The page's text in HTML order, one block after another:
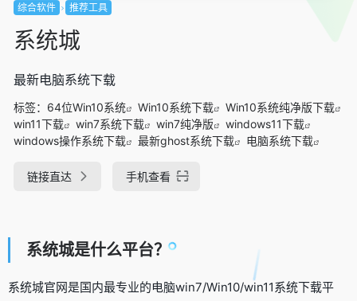
综合软件 推荐工具
系统城
最新电脑系统下载
标签： 64位Win10系统 Win10系统下载
Win10系统纯净版下载
win11下载
win7系统下载 win7纯净版
windows11下载
windows操作系统下载
最新ghost系统下载 电脑系统下载
链接直达 手机查看
系统城是什么平台？
系统城官网是国内最专业的电脑win7/Win10/win11系统下载平